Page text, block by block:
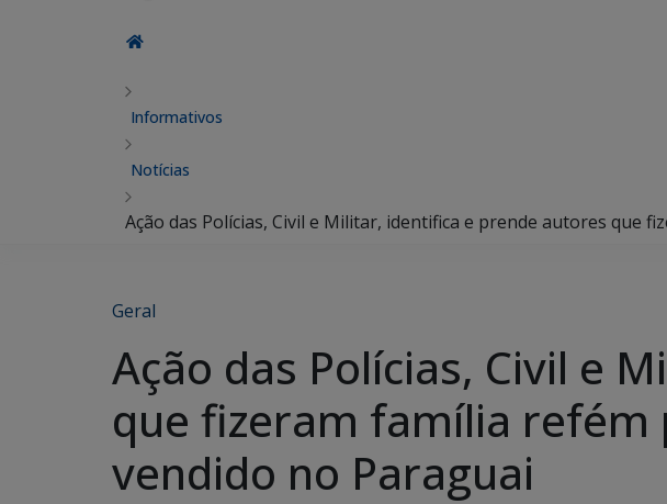
Informativos
Notícias
Ação das Polícias, Civil e Militar, identifica e prende autores que
Geral
Ação das Polícias, Civil e
que fizeram família refém
vendido no Paraguai